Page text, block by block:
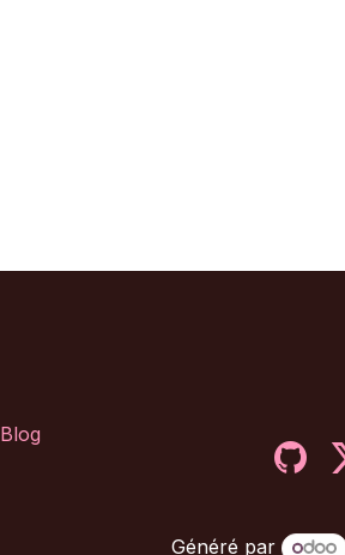
Blog
Généré par